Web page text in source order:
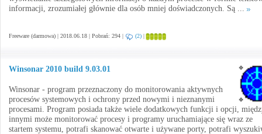
informacji, zrozumiałej głównie dla osób mniej doświadczonych. Są ...
Freeware (darmowa) | 2018.06.18 | Pobrań: 294 | (2) |
Winsonar 2010 build 9.03.01
Winsonar - program przeznaczony do monitorowania aktywnych
procesów systemowych i ochrony przed nowymi i nieznanymi
procesami. Program posiada także wiele dodatkowych funkcji i opcji,
innymi może monitorować procesy i programy uruchamiające się wraz ze
startem systemu, potrafi skanować otwarte i używane porty, potrafi